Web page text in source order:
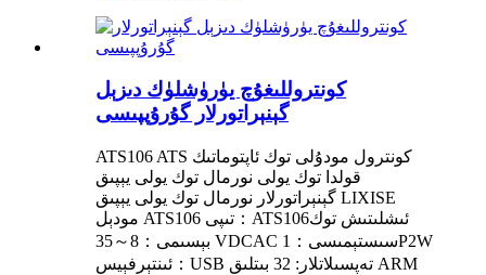
كونتروللىغۇچ يۈرۈشلۈك دىزېل
گېنېراتورلار گۇرۇپپىسى
ATS106 ATS كونترول مودۇلى توك ئاپتوماتىك
قولدا توك يولى نورمال توك يولى يېپىق
گېنېراتورلار نورمال توك يولى يېپىق LIXISE
مودېل ATS106 تىپى：ATS106ئىشلىتىش توك
بېسىمى：8～35 VDCAC سىستېمىسى：1P2W
ئىنتېرفېيس：USB تەپسىلاتلار: 32 بىتلىق ARM